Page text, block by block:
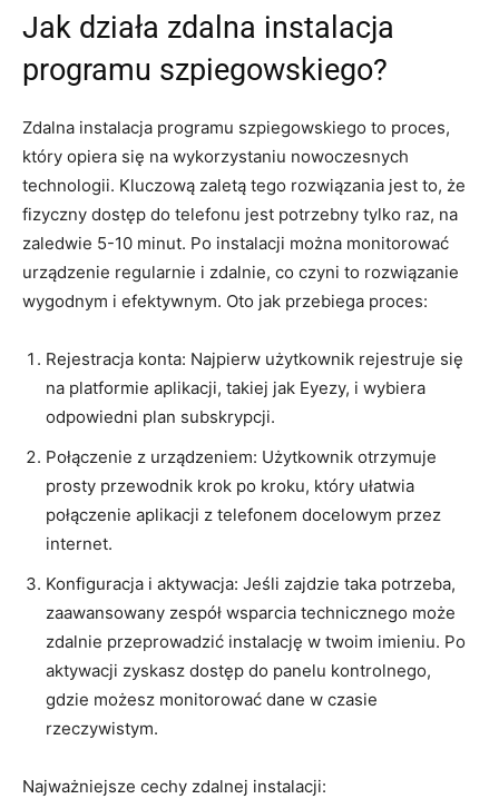
Jak działa zdalna instalacja
programu szpiegowskiego?
Zdalna instalacja programu szpiegowskiego to proces,
który opiera się na wykorzystaniu nowoczesnych
technologii. Kluczową zaletą tego rozwiązania jest to, że
fizyczny dostęp do telefonu jest potrzebny tylko raz, na
zaledwie 5-10 minut. Po instalacji można monitorować
urządzenie regularnie i zdalnie, co czyni to rozwiązanie
wygodnym i efektywnym. Oto jak przebiega proces:
Rejestracja konta: Najpierw użytkownik rejestruje się
na platformie aplikacji, takiej jak Eyezy, i wybiera
odpowiedni plan subskrypcji.
Połączenie z urządzeniem: Użytkownik otrzymuje
prosty przewodnik krok po kroku, który ułatwia
połączenie aplikacji z telefonem docelowym przez
internet.
Konfiguracja i aktywacja: Jeśli zajdzie taka potrzeba,
zaawansowany zespół wsparcia technicznego może
zdalnie przeprowadzić instalację w twoim imieniu. Po
aktywacji zyskasz dostęp do panelu kontrolnego,
gdzie możesz monitorować dane w czasie
rzeczywistym.
Najważniejsze cechy zdalnej instalacji: